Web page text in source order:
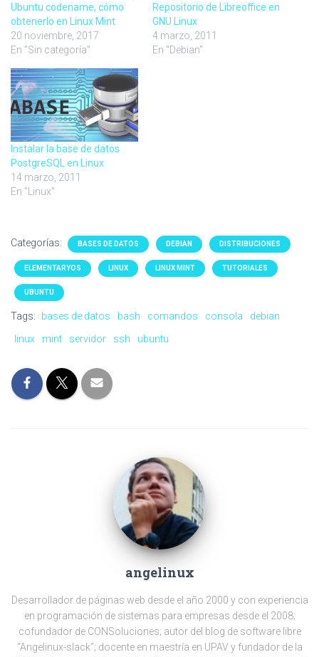
Ubuntu codename, cómo
obtenerlo en Linux Mint
20 noviembre, 2017
En "Sin categoría"
Repositorio de Libreoffice en
GNU Linux
4 marzo, 2011
En "Debian"
Instalar la base de datos
PostgreSQL en Linux
14 marzo, 2011
En "Linux"
Categorías: BASES DE DATOS DEBIAN DISTRIBUCIONES
ELEMENTARYOS LINUX LINUX MINT TUTORIALES
UBUNTU
Tags: bases de datos bash comandos consola
debian
linux
mint servidor ssh ubuntu
angelinux
Desarrollador de páginas web desde el año 2000 y con experiencia
en programación de sistemas para empresas desde el 2008;
cofundador de CONSoluciones; autor del blog de software libre
“Angelinux-slack”; docente en maestría en UPAV y fundador de la